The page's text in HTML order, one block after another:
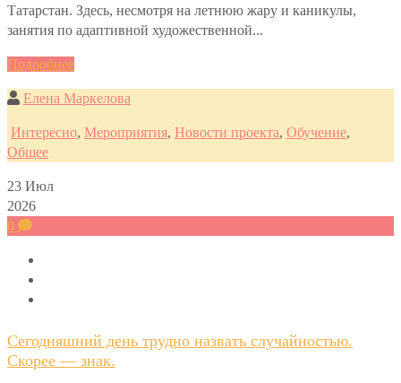
Татарстан. Здесь, несмотря на летнюю жару и каникулы,
занятия по адаптивной художественной...
Подробнее
Елена Маркелова
Интересно, Мероприятия, Новости проекта, Обучение,
Общее
23 Июл
2026
0
Сегодняшний день трудно назвать случайностью.
Скорее — знак.